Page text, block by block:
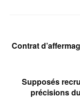
Contrat
Supposés
précisions